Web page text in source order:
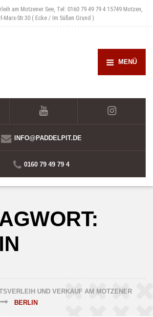
am Motzener See, Tel: 0160 79 49 79 4 15749 Motzen,
Marx-Str.30 ( Ecke / Im Süßen Grund )
MENÜ
INFO@PADDELPIT.DE
0160 79 49 79 4
UND VERKAUF AM MOTZENER
BERLIN